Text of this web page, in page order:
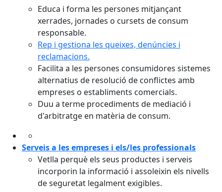
Educa i forma les persones mitjançant
xerrades, jornades o cursets de consum
responsable.
Rep i gestiona les queixes, denúncies i
reclamacions.
Facilita a les persones consumidores sistemes
alternatius de resolució de conflictes amb
empreses o establiments comercials.
Duu a terme procediments de mediació i
d'arbitratge en matèria de consum.
Serveis a les empreses i els/les professionals
Vetlla perquè els seus productes i serveis
incorporin la informació i assoleixin els nivells
de seguretat legalment exigibles.